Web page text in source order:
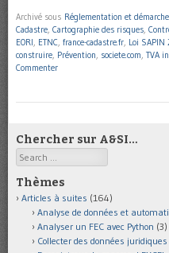
Archivé sous Réglementation et
Cadastre, Cartographie des risques,
EORI, ETNC, france-cadastre.fr, Loi SAPIN
construire, Prévention, societe.com, TVA
Commenter
Chercher sur A&SI…
Search
Thèmes
Articles à suites (164)
Analyse de données et
Analyser un FEC avec Python (3)
Collecter des données